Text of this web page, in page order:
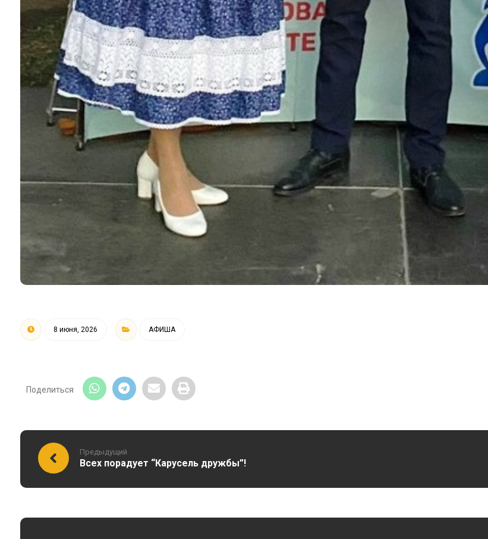
8 июня, 2026 АФИША
Предыдущий
Всех порадует “Карусель дружбы”!